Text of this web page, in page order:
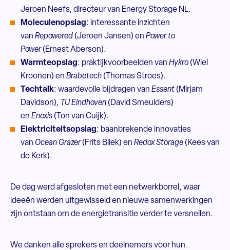
Jeroen Neefs, directeur van Energy Storage NL.
Moleculenopslag: interessante inzichten
van Repowered (Jeroen Jansen) en Power to
Power (Ernest Aberson).
Warmteopslag: praktijkvoorbeelden van Hykro (Wiel
Kroonen) en Brabetech (Thomas Stroes).
Techtalk: waardevolle bijdragen van Essent (Mirjam
Davidson), TU Eindhoven (David Smeulders)
en Enexis (Ton van Cuijk).
Elektriciteitsopslag: baanbrekende innovaties
van Ocean Grazer (Frits Bliek) en Redox Storage (Kees van
de Kerk).
De dag werd afgesloten met een netwerkborrel, waar
ideeën werden uitgewisseld en nieuwe samenwerkingen
zijn ontstaan om de energietransitie verder te versnellen.
We danken alle sprekers en deelnemers voor hun